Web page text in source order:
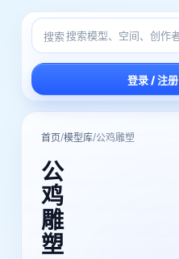
搜索
登录 / 注册
首页/模型库/公鸡雕塑
公
鸡
雕
塑